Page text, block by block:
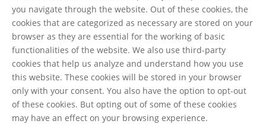
you navigate through the website. Out of these cookies, the
cookies that are categorized as necessary are stored on your
browser as they are essential for the working of basic
functionalities of the website. We also use third-party
cookies that help us analyze and understand how you use
this website. These cookies will be stored in your browser
only with your consent. You also have the option to opt-out
of these cookies. But opting out of some of these cookies
may have an effect on your browsing experience.